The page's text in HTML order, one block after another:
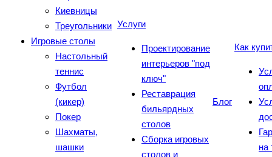
Киевницы
Треугольники
Игровые столы
Настольный
теннис
Футбол
(кикер)
Покер
Шахматы,
шашки
Услуги
Проектирование
интерьеров "под
ключ"
Реставрация
бильярдных
столов
Сборка игровых
столов и
Блог
Как
на